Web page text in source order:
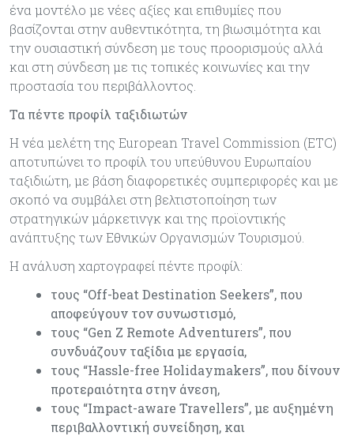
ένα μοντέλο με νέες αξίες και επιθυμίες που
βασίζονται στην αυθεντικότητα, τη βιωσιμότητα και
την ουσιαστική σύνδεση με τους προορισμούς αλλά
και στη σύνδεση με τις τοπικές κοινωνίες και την
προστασία του περιβάλλοντος.
Τα πέντε προφίλ ταξιδιωτών
Η νέα μελέτη της European Travel Commission (ETC)
αποτυπώνει το προφίλ του υπεύθυνου Ευρωπαίου
ταξιδιώτη, με βάση διαφορετικές συμπεριφορές και με
σκοπό να συμβάλει στη βελτιστοποίηση των
στρατηγικών μάρκετινγκ και της προϊοντικής
ανάπτυξης των Εθνικών Οργανισμών Τουρισμού.
Η ανάλυση χαρτογραφεί πέντε προφίλ:
τους “Off-beat Destination Seekers”, που
αποφεύγουν τον συνωστισμό,
τους “Gen Z Remote Adventurers”, που
συνδυάζουν ταξίδια με εργασία,
τους “Hassle-free Holidaymakers”, που δίνουν
προτεραιότητα στην άνεση,
τους “Impact-aware Travellers”, με αυξημένη
περιβαλλοντική συνείδηση, και